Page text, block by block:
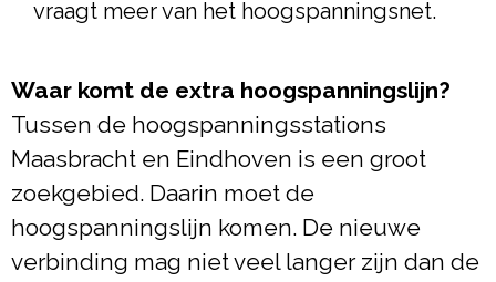
vraagt meer van het hoogspanningsnet.
Waar komt de extra hoogspanningslijn?
Tussen de hoogspanningsstations
Maasbracht en Eindhoven is een groot
zoekgebied. Daarin moet de
hoogspanningslijn komen. De nieuwe
verbinding mag niet veel langer zijn dan de